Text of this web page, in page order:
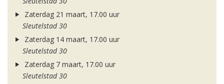
Zaterdag 21 maart, 17.00 uur
Sleutelstad 30
Zaterdag 14 maart, 17.00 uur
Sleutelstad 30
Zaterdag 7 maart, 17.00 uur
Sleutelstad 30